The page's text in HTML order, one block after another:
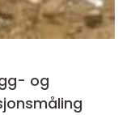
og